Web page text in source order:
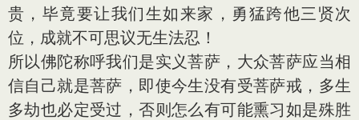
贵，毕竟要让我们生如来家，勇猛跨他三贤次
位，成就不可思议无生法忍！
所以佛陀称呼我们是实义菩萨，大众菩萨应当相
信自己就是菩萨，即使今生没有受菩萨戒，多生
多劫也必定受过，否则怎么有可能熏习如是殊胜